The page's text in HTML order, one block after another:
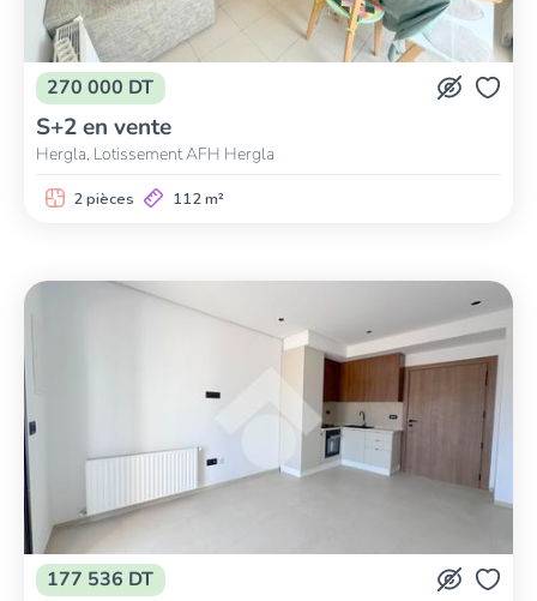
270 000 DT
S+2 en vente
Hergla, Lotissement AFH Hergla
2 pièces 112 m²
177 536 DT